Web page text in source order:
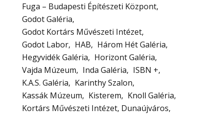
Fuga – Budapesti Építészeti Központ
Godot Galéria
Godot Kortárs Művészeti Intézet
Godot Labor
HAB
Három Hét Galéria
Hegyvidék Galéria
Horizont Galéria
Vajda Múzeum
Inda Galéria
ISBN +
K.A.S. Galéria
Karinthy Szalon
Kassák Múzeum
Kisterem
Knoll Galéria
Kortárs Művészeti Intézet, Dunaújváros